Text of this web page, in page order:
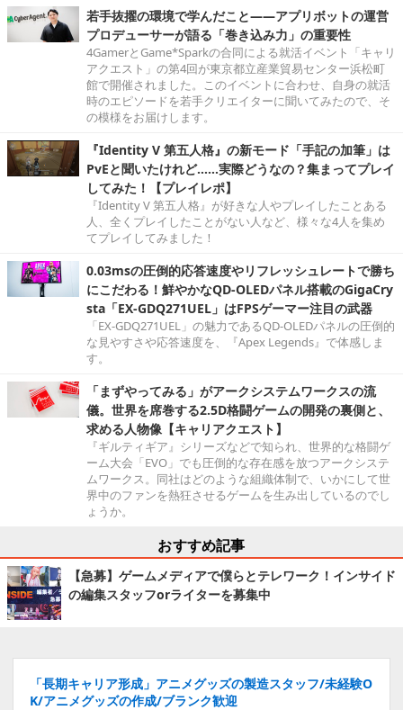
若手抜擢の環境で学んだこと――アプリボットの運営
プロデューサーが語る「巻き込み力」の重要性
4GamerとGame*Sparkの合同による就活イベント「キャリ
アクエスト」の第4回が東京都立産業貿易センター浜松町
館で開催されました。このイベントに合わせ、自身の就活
時のエピソードを若手クリエイターに聞いてみたので、そ
の模様をお届けします。
『Identity V 第五人格』の新モード「手記の加筆」は
PvEと聞いたけれど……実際どうなの？集まってプレイ
してみた！【プレイレポ】
『Identity V 第五人格』が好きな人やプレイしたことある
人、全くプレイしたことがない人など、様々な4人を集め
てプレイしてみました！
0.03msの圧倒的応答速度やリフレッシュレートで勝ち
にこだわる！鮮やかなQD-OLEDパネル搭載のGigaCry
sta「EX-GDQ271UEL」はFPSゲーマー注目の武器
「EX-GDQ271UEL」の魅力であるQD-OLEDパネルの圧倒的
な見やすさや応答速度を、『Apex Legends』で体感しま
す。
「まずやってみる」がアークシステムワークスの流
儀。世界を席巻する2.5D格闘ゲームの開発の裏側と、
求める人物像【キャリアクエスト】
『ギルティギア』シリーズなどで知られ、世界的な格闘ゲ
ーム大会「EVO」でも圧倒的な存在感を放つアークシステ
ムワークス。同社はどのような組織体制で、いかにして世
界中のファンを熱狂させるゲームを生み出しているのでし
ょうか。
おすすめ記事
【急募】ゲームメディアで僕らとテレワーク！インサイド
の編集スタッフorライターを募集中
「長期キャリア形成」アニメグッズの製造スタッフ/未経験O
K/アニメグッズの作成/ブランク歓迎